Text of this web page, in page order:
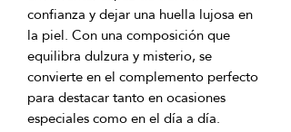
confianza y dejar una huella lujosa en
la piel. Con una composición que
equilibra dulzura y misterio, se
convierte en el complemento perfecto
para destacar tanto en ocasiones
especiales como en el día a día.